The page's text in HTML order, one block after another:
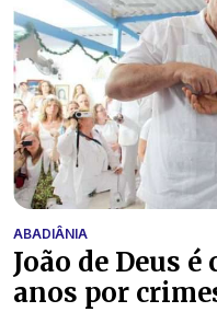
ABADIÂNIA
João de Deus
anos por